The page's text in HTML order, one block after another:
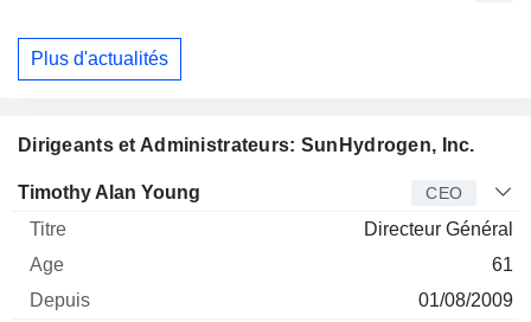
Plus d'actualités
Dirigeants et Administrateurs: SunHydrogen, Inc.
Dirigeant Titre Age
Timothy Alan Young CEO
Directeur Général
61
01/08/2009